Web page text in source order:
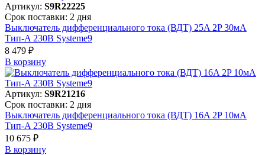
Артикул: S9R22225
Срок поставки: 2 дня
Выключатель дифференциального тока (ВДТ) 25A 2P 30мА
Тип-A 230В Systeme9
8 479 ₽
В корзинy
Артикул: S9R21216
Срок поставки: 2 дня
Выключатель дифференциального тока (ВДТ) 16A 2P 10мА
Тип-A 230В Systeme9
10 675 ₽
В корзинy